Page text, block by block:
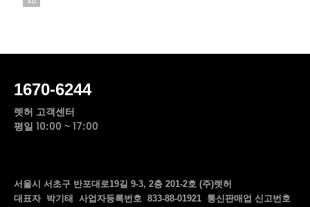
AD
1670-6244
렛허 고객센터
평일 10:00 ~ 17:00
서울시 서초구 반포대로19길 9-3, 2층 201-2호 (주)렛허
대표자 박기태 사업자등록번호 833-88-01921 통신판매업 신고번호